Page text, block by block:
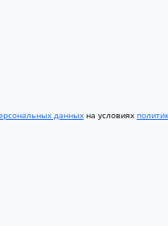
данных на условиях